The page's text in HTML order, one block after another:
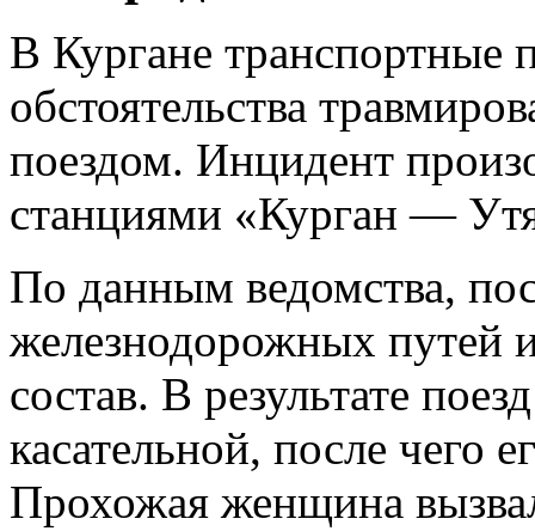
В Кургане транспортные
обстоятельства
поездом. Инцидент
станциями «Курган —
По данным ведомства,
железнодорожных путей
состав. В результате
касательной, после чего
Прохожая женщина